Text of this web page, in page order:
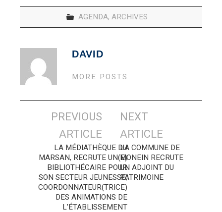
AGENDA, ARCHIVES
DAVID
MORE POSTS
Navigation
articles
PREVIOUS
ARTICLE
LA MÉDIATHÈQUE DU
MARSAN, RECRUTE UN(E)
BIBLIOTHÉCAIRE POUR
SON SECTEUR JEUNESSE,
COORDONNATEUR(TRICE)
DES ANIMATIONS DE
L’ÉTABLISSEMENT
NEXT
ARTICLE
LA COMMUNE DE
MONEIN RECRUTE
UN ADJOINT DU
PATRIMOINE